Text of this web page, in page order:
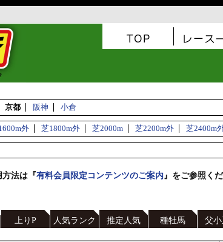
京都 阪神 小倉
外 芝1800m外 芝2000m 芝2200m外 芝2400m
方法は『有料会員限定コンテンツのご案内 』をご参照くだ
上りP 人気ランク 推定人気 種牡馬 父